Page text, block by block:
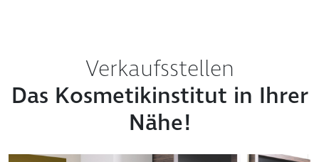
Das Kosmetikinstitut in Ihrer
Nähe!